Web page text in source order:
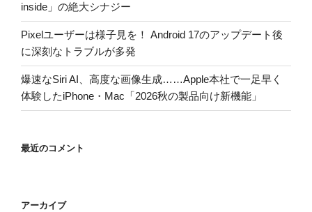
inside」の絶大シナジー
Pixelユーザーは様子見を！ Android 17のアップデート後
に深刻なトラブルが多発
爆速なSiri AI、高度な画像生成……Apple本社で一足早く
体験したiPhone・Mac「2026秋の製品向け新機能」
最近のコメント
アーカイブ